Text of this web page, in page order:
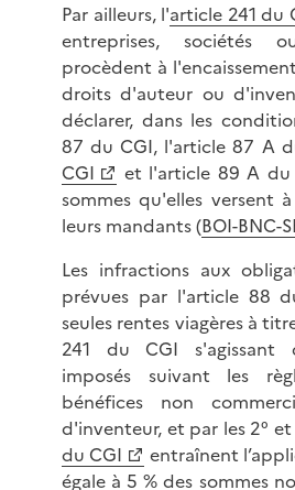
Par ailleurs, l'article 241 du
entreprises, sociétés
procèdent à
droits d'auteur ou
déclarer, dans les
87 du CGI, l'article 87 A
CGI
et l'article 89 A
sommes qu'elles versent
leurs mandants (BOI-BNC-
Les infractions aux
prévues par l'article 88
seules rentes viagères à
241 du CGI s'agissant
imposés suivant les
bénéfices non
d'inventeur, et par les 2°
du CGI
entraînent
égale à 5 % des sommes